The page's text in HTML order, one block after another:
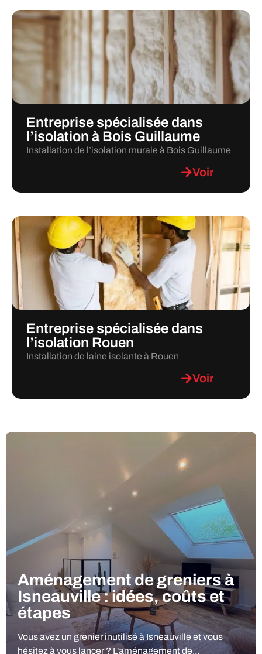
Entreprise spécialisée dans
l’isolation à Bois Guillaume
Installation de l’isolation murale à Bois Guillaume
Voir
Entreprise spécialisée dans
l’isolation Rouen
Installation de laine isolante à Rouen
Voir
Aménagement de greniers à
Isneauville : idées, coûts et
étapes
Vous avez un grenier inutilisé à Isneauville et vous
hésitez à vous lancer ? L'aménagement de...